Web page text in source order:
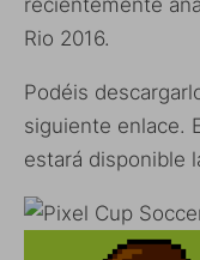
Rio 2016.
Podéis
siguiente enlace.
estará disponible